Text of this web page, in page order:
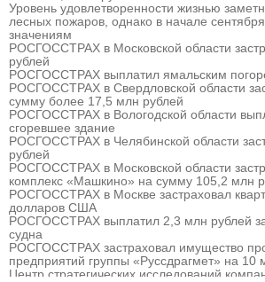
Уровень удовлетворенности жизнью
лесных пожаров, однако в начале
значениям
РОСГОССТРАХ в Московской области
рублей
РОСГОССТРАХ выплатил ямальским
РОСГОССТРАХ в Свердловской области
сумму более 17,5 млн рублей
РОСГОССТРАХ в Вологодской области
сгоревшее здание
РОСГОССТРАХ в Челябинской области
рублей
РОСГОССТРАХ в Московской области
комплекс «Машкино» на сумму 105,2 млн
РОСГОССТРАХ в Москве застраховал
долларов США
РОСГОССТРАХ выплатил 2,3 млн рублей
судна
РОСГОССТРАХ застраховал имущество
предприятий группы «Руссдрагмет» на 10
Центр стратегических исследований